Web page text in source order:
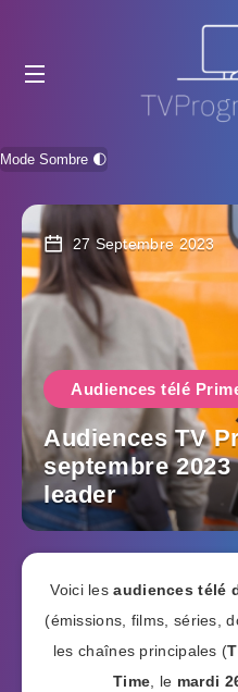
Mode Sombre 🌓
27 Septembre 2023
Audiences télé
Audiences TV
septembre
leader
Voici lesaudiences télé
(émissions, films, séries,
les chaînes principales (
Time , le mardi